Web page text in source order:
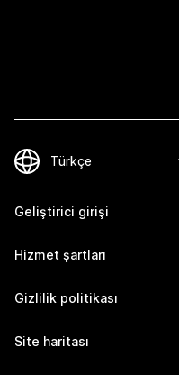
Geliştirici girişi
Hizmet şartları
Gizlilik politikası
Site haritası